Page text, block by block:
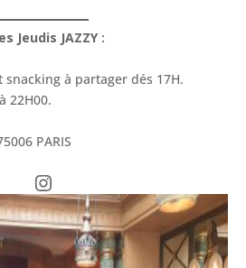
Jeudis JAZZY :
snacking à partager dés 17H.
22H00.
PARIS
Instagram